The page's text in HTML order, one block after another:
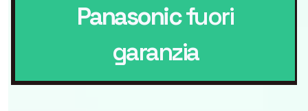
Panasonicfuori
garanzia